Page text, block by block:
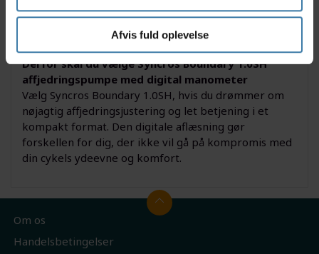
Afvis fuld oplevelse
der ønsker pålidelighed og præcision mellem
Derfor skal du vælge Syncros Boundary 1.0SH
affjedringspumpe med digital manometer
Vælg Syncros Boundary 1.0SH, hvis du drømmer om
nøjagtig affjedringsjustering og let betjening i et
kompakt format. Den digitale aflæsning gør
forskellen for dig, der ikke vil gå på kompromis med
din cykels ydeevne og komfort.
Om os
Handelsbetingelser